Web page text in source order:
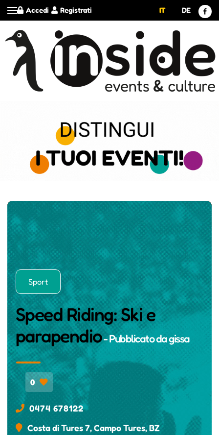
Registrati
Accedi IT DE
Sport
Speed Riding: Ski e
parapendio- Pubblicato dagissa
0
0474 678122
Costa di Tures 7, Campo Tures, BZ